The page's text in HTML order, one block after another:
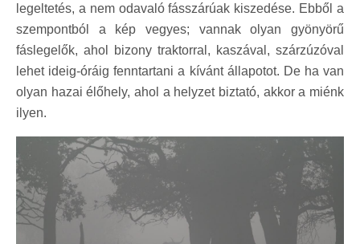
legeltetés, a nem odavaló fásszárúak kiszedése. Ebből a
szempontból a kép vegyes; vannak olyan gyönyörű
fáslegelők, ahol bizony traktorral, kaszával, szárzúzóval
lehet ideig-óráig fenntartani a kívánt állapotot. De ha van
olyan hazai élőhely, ahol a helyzet biztató, akkor a miénk
ilyen.